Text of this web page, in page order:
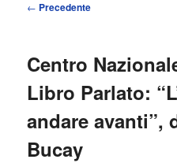
Navigazione
← Precedente
Centro
Libro Parlato:
andare avanti”,
Bucay